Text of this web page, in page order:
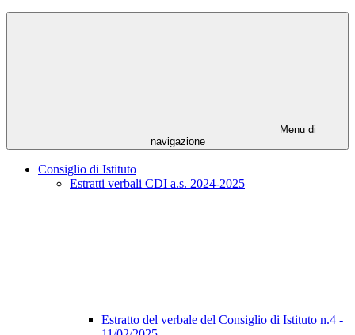
Menu di
navigazione
Consiglio di Istituto
Estratti verbali CDI a.s. 2024-2025
Estratto del verbale del Consiglio di Istituto n.4 -